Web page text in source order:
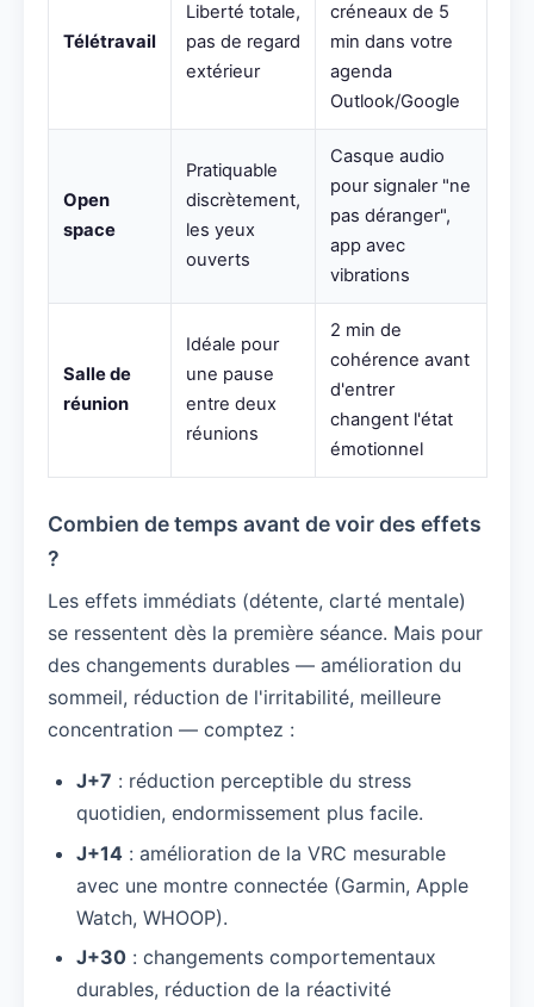
Télétravail
Liberté totale,
pas de regard
extérieur
créneaux de 5
min dans votre
agenda
Outlook/Google
Open
space
Pratiquable
discrètement,
les yeux
ouverts
Casque audio
pour signaler "ne
pas déranger",
app avec
vibrations
Salle de
réunion
Idéale pour
une pause
entre deux
réunions
2 min de
cohérence avant
d'entrer
changent l'état
émotionnel
Combien de temps avant de voir des effets
?
Les effets immédiats (détente, clarté mentale)
se ressentent dès la première séance. Mais pour
des changements durables — amélioration du
sommeil, réduction de l'irritabilité, meilleure
concentration — comptez :
J+7 : réduction perceptible du stress
quotidien, endormissement plus facile.
J+14 : amélioration de la VRC mesurable
avec une montre connectée (Garmin, Apple
Watch, WHOOP).
J+30 : changements comportementaux
durables, réduction de la réactivité